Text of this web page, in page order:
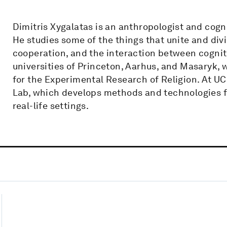
Dimitris Xygalatas is an anthropologist and
He studies some of the things that unite and
cooperation, and the interaction between
universities of Princeton, Aarhus, and Masaryk,
for the Experimental Research of Religion. At
Lab, which develops methods and
real-life settings.